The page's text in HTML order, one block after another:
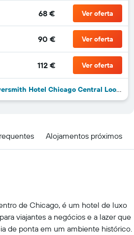
68 € Ver oferta
90 € Ver oferta
112 € Ver oferta
mais 42 ofertas do Silversmith Hotel Chicago Central Loop, Tapestry Collection by Hilton
Alojamentos próximos
de Chicago, é um hotel de luxo
viajantes a negócios e a lazer que
de ponta em um ambiente histórico.